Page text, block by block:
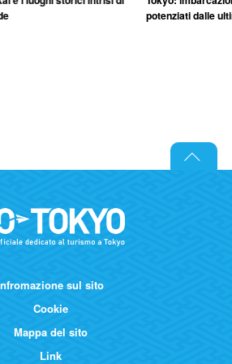
potenziati dalle
sul sito
Cookie
Mappa del sito
Link